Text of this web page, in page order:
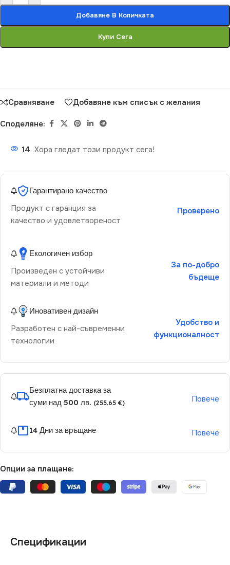
Добавяне В Количката
Купи Сега
Сравняване Добавяне към списък с желания
Споделяне:
14 Хора гледат този продукт сега!
Гарантирано качество
Продукт с гаранция за
качество и удовлетвореност
Проверено
Екологичен избор
Произведен с устойчиви
материали и методи
За по-добро
бъдеще
Иновативен дизайн
Разработен с най-съвременни
технологии
Удобство и
функционалност
Безплатна доставка за
суми над 500 лв. (255.65 €) Повече
14 Дни за връщане Повече
Опции за плащане:
Спецификации